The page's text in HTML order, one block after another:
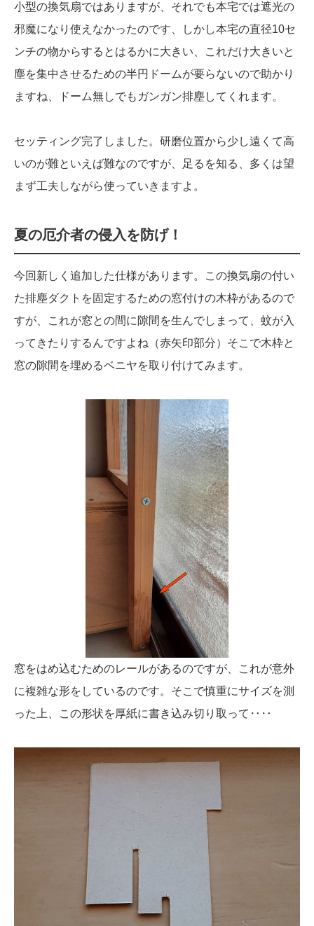
小型の換気扇ではありますが、それでも本宅では遮光の
邪魔になり使えなかったのです、しかし本宅の直径10セ
ンチの物からするとはるかに大きい、これだけ大きいと
塵を集中させるための半円ドームが要らないので助かり
ますね、ドーム無しでもガンガン排塵してくれます。
セッティング完了しました。研磨位置から少し遠くて高
いのが難といえば難なのですが、足るを知る、多くは望
まず工夫しながら使っていきますよ。
夏の厄介者の侵入を防げ！
今回新しく追加した仕様があります。この換気扇の付い
た排塵ダクトを固定するための窓付けの木枠があるので
すが、これが窓との間に隙間を生んでしまって、蚊が入
ってきたりするんですよね（赤矢印部分）そこで木枠と
窓の隙間を埋めるベニヤを取り付けてみます。
窓をはめ込むためのレールがあるのですが、これが意外
に複雑な形をしているのです。そこで慎重にサイズを測
った上、この形状を厚紙に書き込み切り取って‥‥